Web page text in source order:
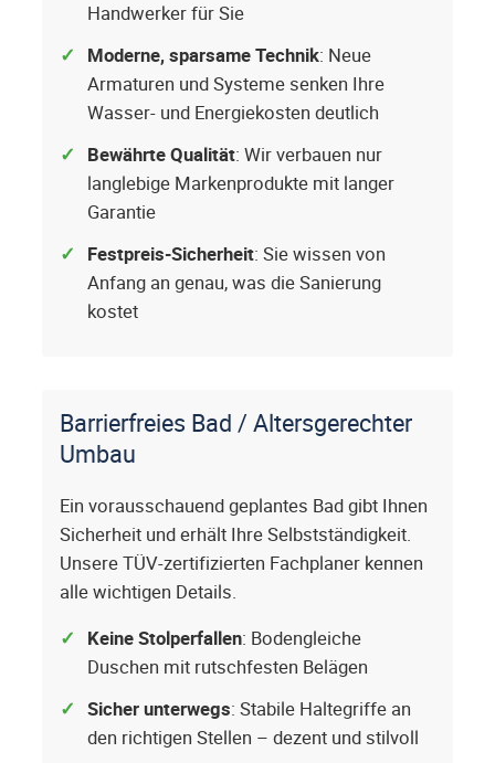
Handwerker für Sie
Moderne, sparsame Technik: Neue
Armaturen und Systeme senken Ihre
Wasser- und Energiekosten deutlich
Bewährte Qualität: Wir verbauen nur
langlebige Markenprodukte mit langer
Garantie
Festpreis-Sicherheit: Sie wissen von
Anfang an genau, was die Sanierung
kostet
Barrierfreies Bad / Altersgerechter
Umbau
Ein vorausschauend geplantes Bad gibt Ihnen
Sicherheit und erhält Ihre Selbstständigkeit.
Unsere TÜV-zertifizierten Fachplaner kennen
alle wichtigen Details.
Keine Stolperfallen: Bodengleiche
Duschen mit rutschfesten Belägen
Sicher unterwegs: Stabile Haltegriffe an
den richtigen Stellen – dezent und stilvoll